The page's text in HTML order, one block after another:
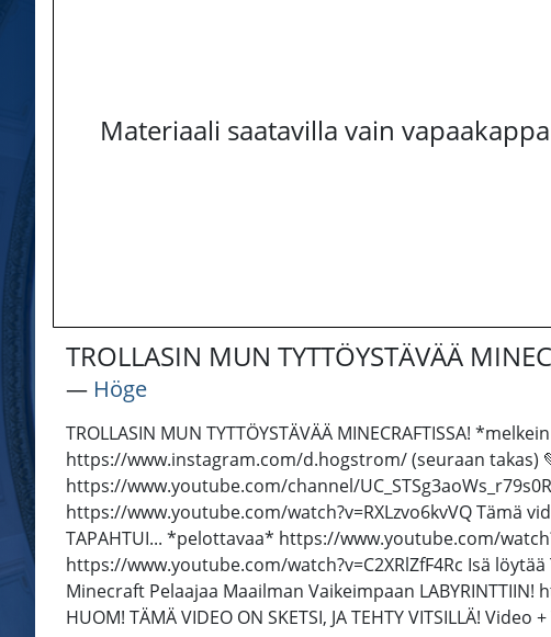
Materiaali saatavilla vain
TROLLASIN MUN TYTTÖYSTÄVÄÄ
― Höge
TROLLASIN MUN TYTTÖYSTÄVÄÄ MINECRAFTISSA!
https://www.instagram.com/d.hogstrom/ (seuraan takas)
https://www.youtube.com/channel/
https://www.youtube.com/watch?v=RXLzvo6kvVQ Tämä
TAPAHTUI... *pelottavaa* https://www.youtube.com/
https://www.youtube.com/watch?v=C2XRlZfF4Rc Isä
Minecraft Pelaajaa Maailman Vaikeimpaan
HUOM! TÄMÄ VIDEO ON SKETSI, JA TEHTY VITSILLÄ!